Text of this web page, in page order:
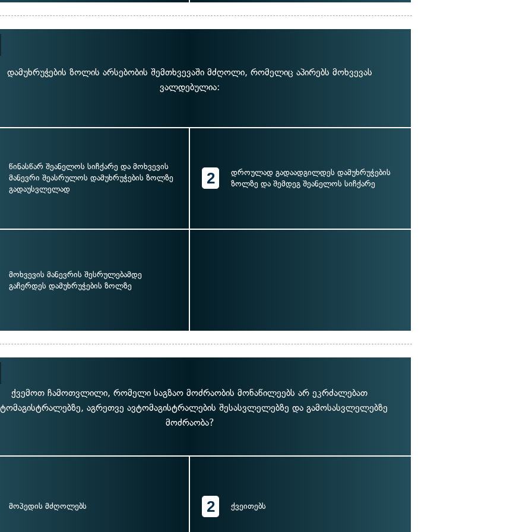
დამუხრუჭების ზოლის არსებობის შემთხვევაში მძღოლი, რომელიც აპირებს მოხვევას
ვალდებულია:
წინასწარ შეანელოს სიჩქარე და მოხვევის
მანევრი შეასრულოს დამუხრუჭების ზოლზე
გადაუსვლელად
2
დროულად გადაადგილდეს დამუხრუჭების
ზოლზე და შემდეგ შეანელოს სიჩქარე
მოხვევის მანევრის შესრულებამდე
გაჩერდეს დამუხრუჭების ზოლზე
ქვემოთ ჩამოთვლილი, რომელი საგზაო მოძრაობის მონაწილეებს არ ეკრძალებათ
აგრეთვე ავტომაგისტრალების შესასვლელებზე და გამოსასვლელებზე
მოძრაობა?
მოპედის მძღოლებს 2 ქვეითებს